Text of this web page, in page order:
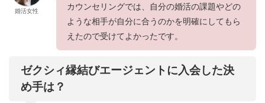
婚活女性
カウンセリングでは、自分の婚活の課題やどの
ような相手が自分に合うのかを明確にしてもら
えたので受けてよかったです。
ゼクシィ縁結びエージェントに入会した決
め手は？